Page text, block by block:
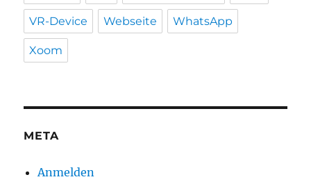
VR-Device Webseite WhatsApp
Xoom
META
Anmelden